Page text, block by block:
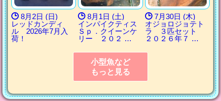
8月2日 (日)
レッドカンディ
ル 2026年7月入
荷！
8月1日 (土)
インパイクティス
Ｓｐ．クイーンケ
リー ２０２ …
7月30日 (木)
オジョロジョテト
ラ ３匹セット
２０２６年７ …
小型魚など
もっと見る